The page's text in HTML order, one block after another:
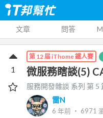
文章 問答
第 12 屆 iThome 鐵人賽
微服務瞎談(5)
服務開發雜談 系列 第 5
雷N
6 年前 ‧ 6971
1